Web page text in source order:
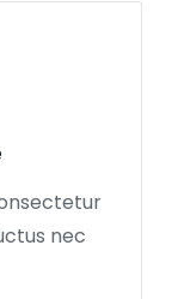
nec